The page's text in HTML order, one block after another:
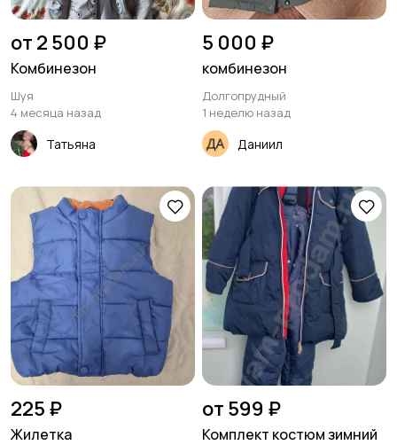
от 2 500 ₽
Комбинезон
Шуя
4 месяца назад
Татьяна
5 000 ₽
комбинезон
Долгопрудный
1 неделю назад
Даниил
225 ₽
Жилетка
от 599 ₽
Комплект костюм зимний